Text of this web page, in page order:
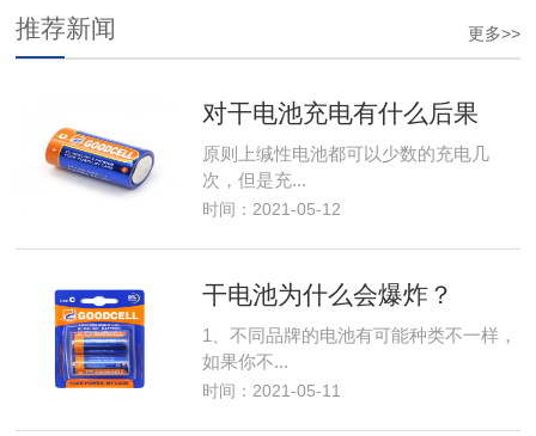
更多>>
推荐新闻
对干电池充电有什么后果
原则上缄性电池都可以少数的充电几
次，但是充...
时间：2021-05-12
干电池为什么会爆炸？
1、不同品牌的电池有可能种类不一样，
如果你不...
时间：2021-05-11